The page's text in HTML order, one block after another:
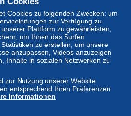
erfolgt
Ein nicht bezahlter Kauf kann
Konto des Käufers nach sich
des Verkäufers
sich auf die Zahlung beziehen,
nichtig zu betrachten. Es gelten
der Delcampe-
Nutzungsbedingungendefiniert
Cookies zu folgenden Zwecken: um
zur Verfügung zu
Plattform zu gewährleisten,
um Ihnen das Surfen
zu erstellen, um unsere
anzupassen, Videos anzuzeigen
Inhalte in sozialen Netzwerken zu
zur Nutzung unserer Website
entsprechend Ihren Präferenzen
Informationen